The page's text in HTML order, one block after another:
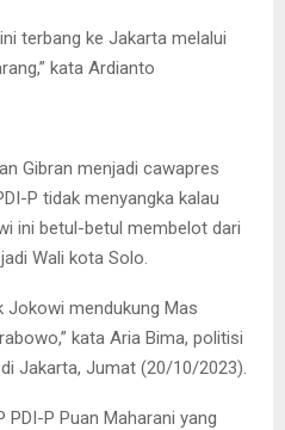
terbang ke Jakarta melalui
kata Ardianto
Gibran menjadi cawapres
P tidak menyangka kalau
ini betul-betul membelot dari
Wali kota Solo.
Jokowi mendukung Mas
kata Aria Bima, politisi
Jakarta, Jumat (20/10/2023).
PDI-P Puan Maharani yang